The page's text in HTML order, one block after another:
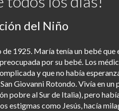
del Niño
de 1925. María tenía un bebé
por su bebé. Los
y que no había
Giovanni Rotondo. Vivía en un
pobre al Sur de Italia), pero
estigmas como Jesús, hacía